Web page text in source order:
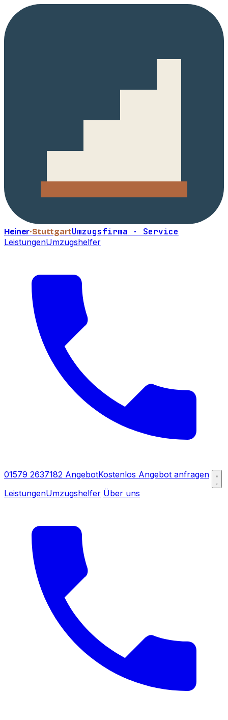
Heiner·StuttgartUmzugsfirma · Service
LeistungenUmzugshelfer
01579 2637182 AngebotKostenlos Angebot anfragen
LeistungenUmzugshelfer Über uns